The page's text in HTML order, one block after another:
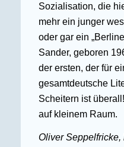
Sozialisation, die
mehr ein junger
oder gar ein
Sander, geboren
der ersten, der für
gesamtdeutsche
Scheitern ist
auf kleinem Raum.
Oliver Seppelfricke,